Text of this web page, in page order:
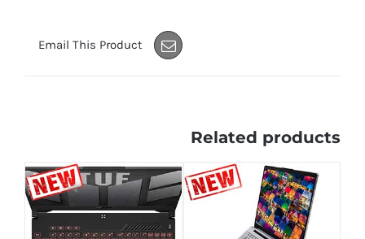
Email This Product
Related products